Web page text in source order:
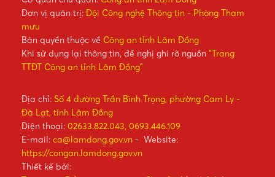
Đơn vị quản trị: Đội Công nghệ Thông tin - Phòng Tham
mưu
Bản quyền thuộc về Công an tỉnh Lâm Đồng
Khi sử dụng lại thông tin, đề nghị ghi rõ nguồn "Trang
TTĐT Công an tỉnh Lâm Đồng"
Địa chỉ: Số 4 đường Trần Bình Trọng, phường Cam Ly -
Đà Lạt, tỉnh Lâm Đồng
Điện thoại: 02633.822.043, 0693.446.109
E-mail: ca@lamdong.gov.vn - Website:
https://congan.lamdong.gov.vn
Thiết kế bởi: